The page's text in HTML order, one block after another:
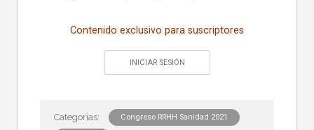
Contenido exclusivo para suscriptores
INICIAR SESIÓN
Congreso RRHH Sanidad 2021